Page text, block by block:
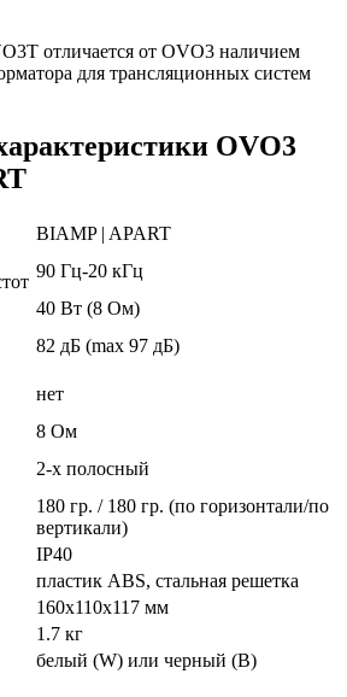
отличается от OVO3 наличием
для трансляционных систем
OVO3
BIAMP | APART
90 Гц-20 кГц
40 Вт (8 Ом)
82 дБ (max 97 дБ)
нет
8 Ом
2-х полосный
180 гр. / 180 гр. (по горизонтали/по
вертикали)
IP40
пластик ABS, стальная решетка
160х110х117 мм
1.7 кг
белый (W) или черный (B)